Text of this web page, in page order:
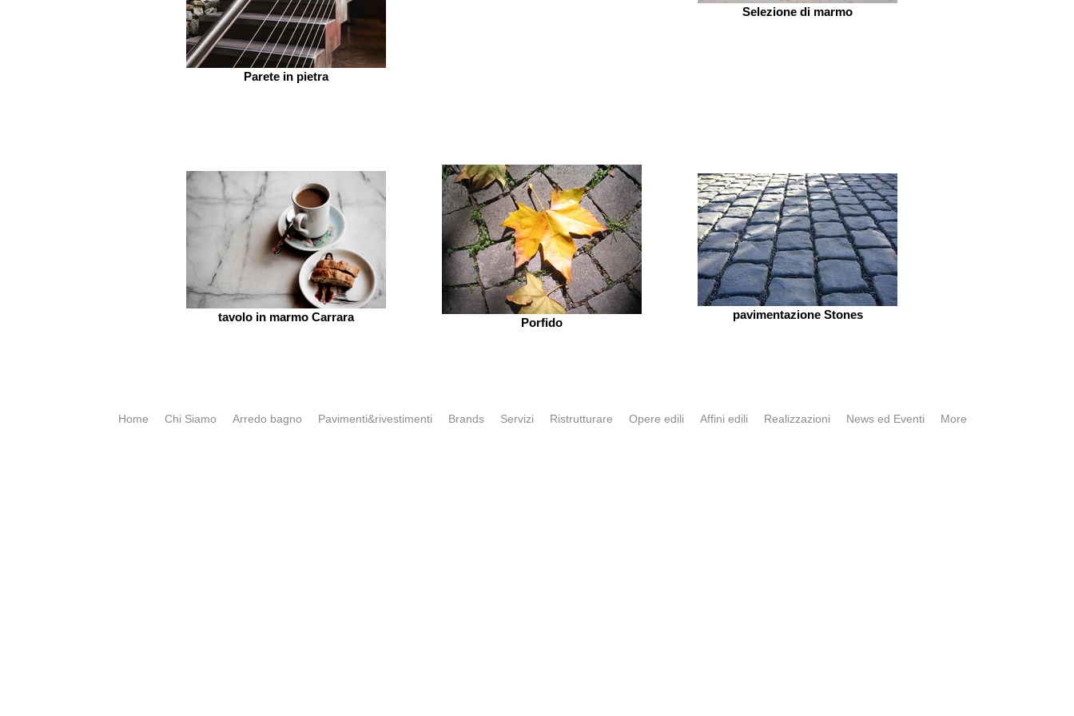
Parete in pietra
Selezione di marmo
tavolo in marmo Carrara Porfido
pavimentazione Stones
Home Chi Siamo Arredo bagno Pavimenti&rivestimenti Brands Servizi Ristrutturare Opere edili Affini edili Realizzazioni News ed Eventi More